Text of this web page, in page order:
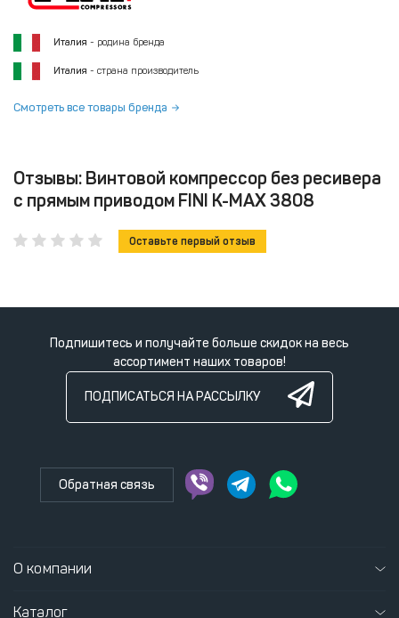
Италия - родина бренда
Италия - страна производитель
Смотреть все товары бренда
Отзывы: Винтовой компрессор без ресивера
с прямым приводом FINI K-MAX 3808
Оставьте первый отзыв
Подпишитесь и получайте больше скидок на весь
ассортимент наших товаров!
ПОДПИСАТЬСЯ НА РАССЫЛКУ
Обратная связь
О компании
Каталог